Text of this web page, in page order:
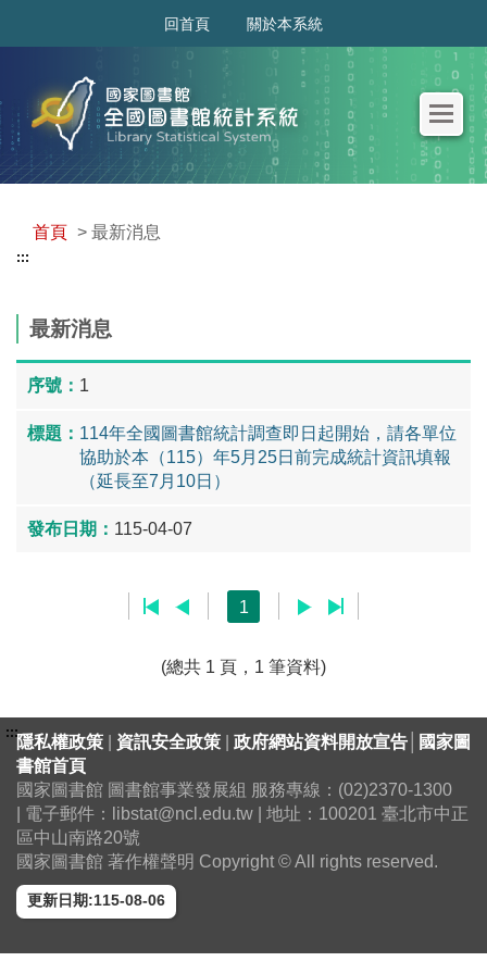
回首頁 關於本系統
首頁 > 最新消息
:::
最新消息
1
114年全國圖書館統計調查即日起開始，請各單位
協助於本（115）年5月25日前完成統計資訊填報
（延長至7月10日）
115-04-07
1
(總共 1 頁，1 筆資料)
:::隱私權政策 資訊安全政策 政府網站資料開放宣告
國家圖
書館首頁
國家圖書館 圖書館事業發展組 服務專線：(02)2370-1300
| 電子郵件：libstat@ncl.edu.tw | 地址：100201 臺北市中正
區中山南路20號
國家圖書館 著作權聲明 Copyright © All rights reserved.
更新日期:115-08-06